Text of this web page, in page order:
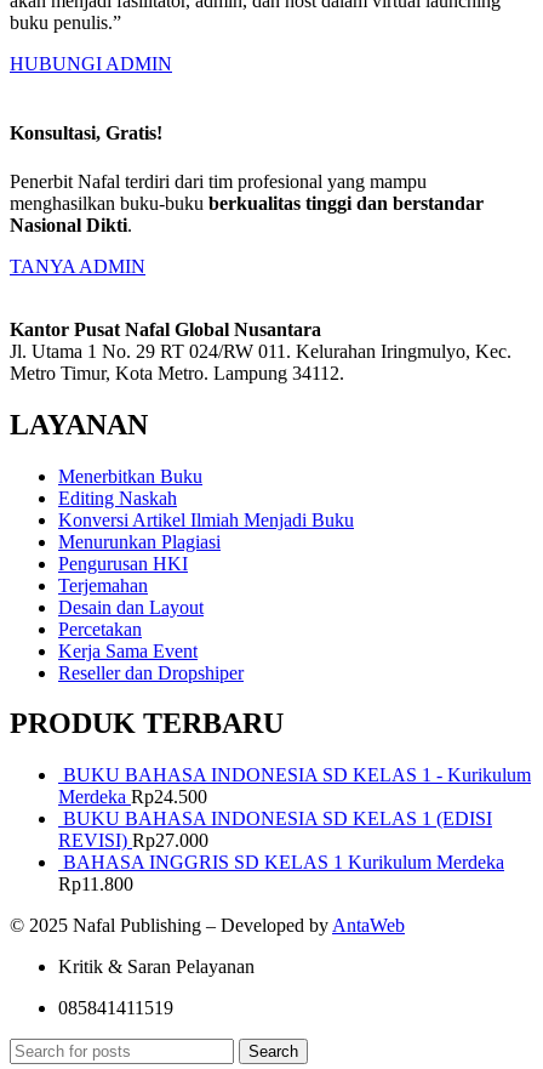
buku penulis.”
HUBUNGI ADMIN
Konsultasi, Gratis!
Penerbit Nafal terdiri dari tim profesional yang mampu
menghasilkan buku-buku berkualitas tinggi dan berstandar
Nasional Dikti.
TANYA ADMIN
Kantor Pusat Nafal Global Nusantara
Jl. Utama 1 No. 29 RT 024/RW 011. Kelurahan Iringmulyo, Kec.
Metro Timur, Kota Metro. Lampung 34112.
LAYANAN
Menerbitkan Buku
Editing Naskah
Konversi Artikel Ilmiah Menjadi Buku
Menurunkan Plagiasi
Pengurusan HKI
Terjemahan
Desain dan Layout
Percetakan
Kerja Sama Event
Reseller dan Dropshiper
PRODUK TERBARU
BUKU BAHASA INDONESIA SD KELAS 1 - Kurikulum
Merdeka Rp24.500
BUKU BAHASA INDONESIA SD KELAS 1 (EDISI
REVISI) Rp27.000
BAHASA INGGRIS SD KELAS 1 Kurikulum Merdeka
Rp11.800
© 2025 Nafal Publishing – Developed by AntaWeb
Kritik & Saran Pelayanan
085841411519
Search